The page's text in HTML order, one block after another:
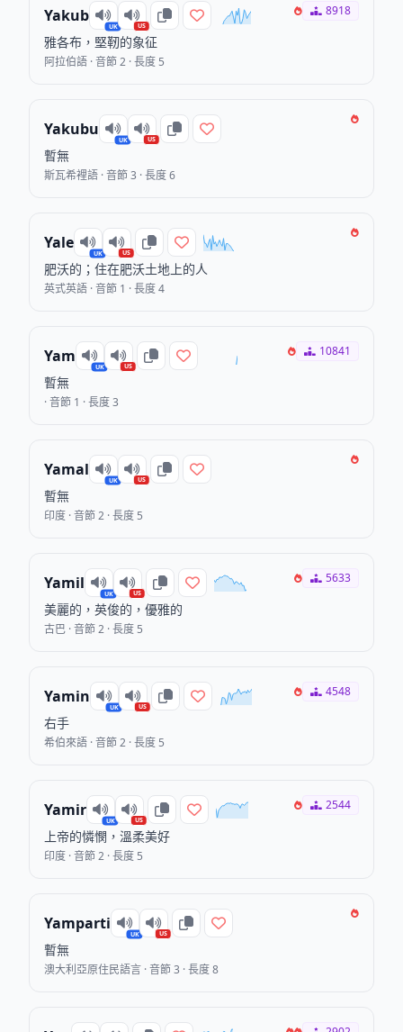
Yakub
UK US
雅各布，堅靭的象征
阿拉伯語 · 音節 2 · 長度 5
8918
Yakubu
UK US
暫無
斯瓦希裡語 · 音節 3 · 長度 6
Yale
UK US
肥沃的；住在肥沃土地上的人
英式英語 · 音節 1 · 長度 4
Yam
UK US
暫無
· 音節 1 · 長度 3
10841
Yamal
UK US
暫無
印度 · 音節 2 · 長度 5
Yamil
UK US
美麗的，英俊的，優雅的
古巴 · 音節 2 · 長度 5
5633
Yamin
UK US
右手
希伯來語 · 音節 2 · 長度 5
4548
Yamir
UK US
上帝的憐憫，溫柔美好
印度 · 音節 2 · 長度 5
2544
Yamparti
UK US
暫無
澳大利亞原住民語言 · 音節 3 · 長度 8